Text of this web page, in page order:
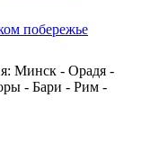
побережье
Минск - Орадя -
- Бари - Рим -